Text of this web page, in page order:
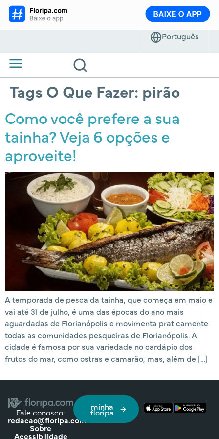
Tags O Que Fazer: pirão
Como você prefere a sua
tainha? Veja 6 opções e
aproveite!
A temporada de pesca da tainha, que começa em maio e
vai até 31 de julho, é uma das épocas do ano mais
aguardadas de Florianópolis e movimenta praticamente
todas as comunidades pesqueiras de Florianópolis. A
cidade é famosa por sua variedade no cardápio dos
frutos do mar, como ostras e camarão, mas, além de […]
Fale conosco:
redacao@floripa.com
Sobre
Acessibilidade
minha
floripa